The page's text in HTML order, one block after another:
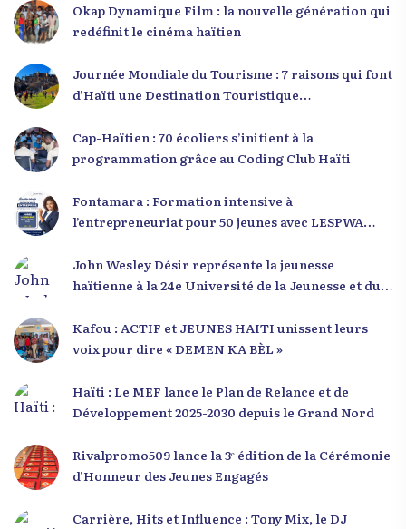
Okap Dynamique Film : la nouvelle génération qui
redéfinit le cinéma haïtien
Journée Mondiale du Tourisme : 7 raisons qui font
d’Haïti une Destination Touristique
Cap-Haïtien : 70 écoliers s’initient à la
programmation grâce au Coding Club Haïti
Fontamara : Formation intensive à
l’entrepreneuriat pour 50 jeunes avec LESPWA
John Wesley Désir représente la jeunesse
haïtienne à la 24e Université de la Jeunesse et du
Kafou : ACTIF et JEUNES HAITI unissent leurs
voix pour dire « DEMEN KA BÈL »
Haïti : Le MEF lance le Plan de Relance et de
Développement 2025-2030 depuis le Grand Nord
Rivalpromo509 lance la 3ᵉ édition de la Cérémonie
d’Honneur des Jeunes Engagés
Carrière, Hits et Influence : Tony Mix, le DJ